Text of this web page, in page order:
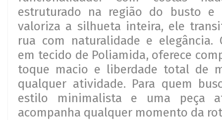
estruturado na região do busto e
valoriza a silhueta inteira, ele
rua com naturalidade e elegância.
em tecido de Poliamida, oferece
toque macio e liberdade total de
qualquer atividade. Para quem
estilo minimalista e uma peça
acompanha qualquer momento da